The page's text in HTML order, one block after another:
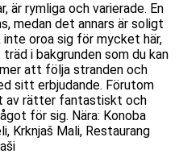
är rymliga och varierade. En
medan det annars är soligt
inte oroa sig för mycket här,
i bakgrunden som du kan
att följa stranden och
sitt erbjudande. Förutom
av rätter fantastiskt och
för sig. Nära: Konoba
Krknjaš Mali, Restaurang